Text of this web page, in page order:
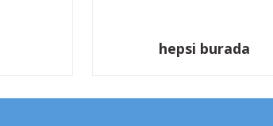
hepsi burada